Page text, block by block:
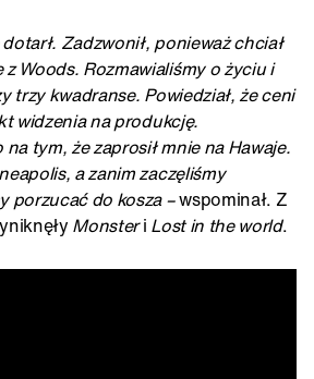
Zadzwonił, ponieważ chciał
Woods. Rozmawialiśmy o życiu i
trzy kwadranse. Powiedział, że ceni
widzenia na produkcję.
tym, że zaprosił mnie na Hawaje.
a zanim zaczęliśmy
porzucać do kosza –wspominał. Z
Monsteri Lost in the world.